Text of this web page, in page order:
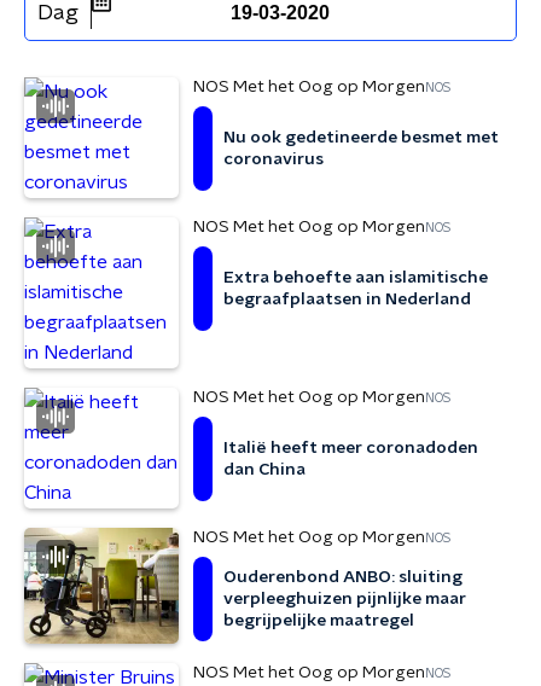
Dag 19-03-2020
NOS Met het Oog op Morgen NOS
Nu ook gedetineerde besmet met
coronavirus
NOS Met het Oog op Morgen NOS
Extra behoefte aan islamitische
begraafplaatsen in Nederland
NOS Met het Oog op Morgen NOS
Italië heeft meer coronadoden
dan China
NOS Met het Oog op Morgen NOS
Ouderenbond ANBO: sluiting
verpleeghuizen pijnlijke maar
begrijpelijke maatregel
NOS Met het Oog op Morgen NOS